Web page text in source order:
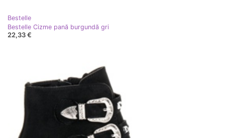
Bestelle
Bestelle Cizme pană burgundă gri
22,33 €